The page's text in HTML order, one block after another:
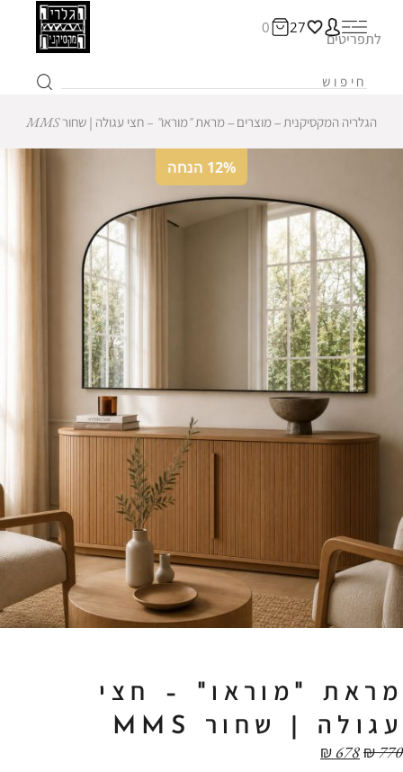
27
0
לתפריטים
הגלריה המקסיקנית ‒מוצרים ‒מראת "מוראו" – חצי עגולה | שחור MMS
12% הנחה
מראת "מוראו" – חצי
עגולה | שחור MMS
₪770
₪678